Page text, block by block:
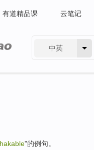
有道精品课 云笔记
中英
"的例句。